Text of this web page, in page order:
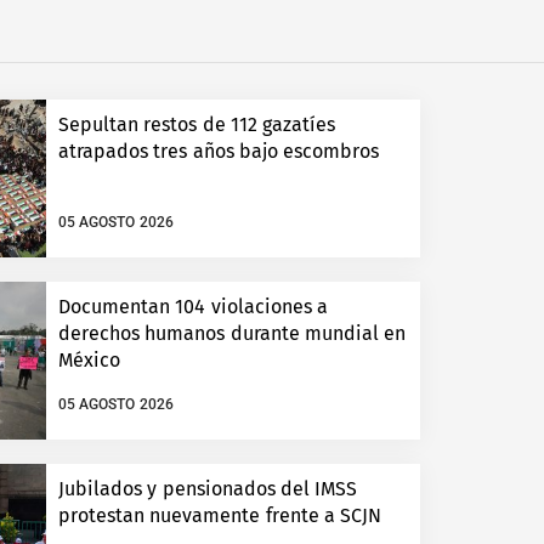
Sepultan restos de 112 gazatíes
atrapados tres años bajo escombros
05 AGOSTO 2026
Documentan 104 violaciones a
derechos humanos durante mundial en
México
05 AGOSTO 2026
Jubilados y pensionados del IMSS
protestan nuevamente frente a SCJN